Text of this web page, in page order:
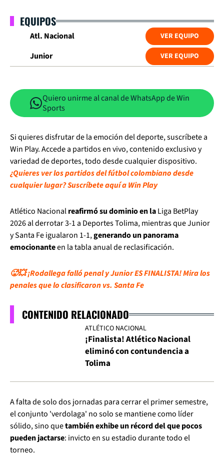
EQUIPOS
Atl. Nacional VER EQUIPO
Junior VER EQUIPO
Quiero unirme al canal de WhatsApp de Win
Sports
Si quieres disfrutar de la emoción del deporte, suscríbete a
Win Play. Accede a partidos en vivo, contenido exclusivo y
variedad de deportes, todo desde cualquier dispositivo.
¿Quieres ver los partidos del fútbol colombiano desde
cualquier lugar? Suscríbete aquí a Win Play
Atlético Nacionalreafirmó su dominio en laLiga BetPlay
2026 al derrotar 3-1 a Deportes Tolima, mientras que Junior
y Santa Fe igualaron 1-1,generando un panorama
emocionanteen la tabla anual de reclasificación.
🥵💥 ¡Rodallega falló penal y Junior ES FINALISTA! Mira los
penales que lo clasificaron vs. Santa Fe
CONTENIDO RELACIONADO
ATLÉTICO NACIONAL
¡Finalista! Atlético Nacional
eliminó con contundencia a
Tolima
A falta de solo dos jornadas para cerrar el primer semestre,
el conjunto 'verdolaga' no solo se mantiene como líder
sólido, sino quetambién exhibe un récord del que pocos
pueden jactarse: invicto en su estadio durante todo el
torneo.